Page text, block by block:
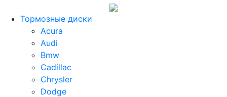
Тормозные диски
Acura
Audi
Bmw
Cadillac
Chrysler
Dodge